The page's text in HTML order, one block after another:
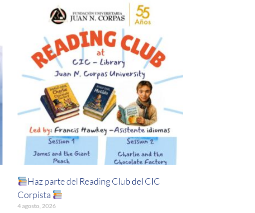
Haz parte del Reading Club del CIC
Corpista
4 agosto, 2026